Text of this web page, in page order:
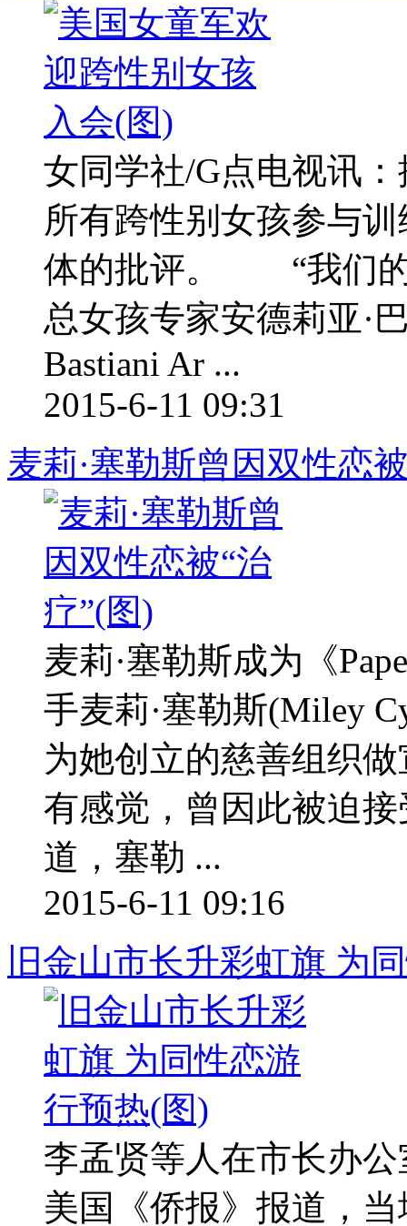
女同学社/G点电视讯
所有跨性别女孩参与
体的批评。 “我们的
总女孩专家安德莉亚·
Bastiani Ar ...
2015-6-11 09:31
麦莉·塞勒斯曾因双性恋
麦莉·塞勒斯成为《
手麦莉·塞勒斯(Miley
为她创立的慈善组织
有感觉，曾因此被迫
道，塞勒 ...
2015-6-11 09:16
旧金山市长升彩虹旗 为
李孟贤等人在市长
美国《侨报》报道，